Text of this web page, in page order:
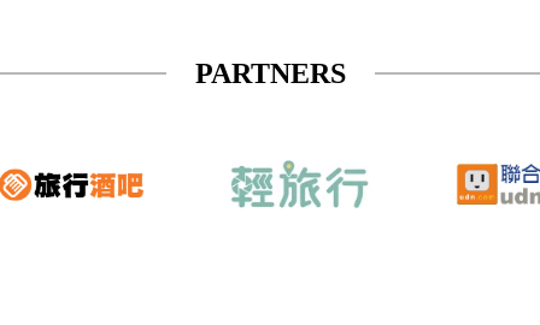
PARTNERS